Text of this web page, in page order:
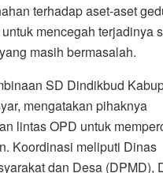
terhadap aset-aset
mencegah terjadinya
masih bermasalah.
SD Dindikbud
mengatakan pihaknya
lintas OPD untuk
Koordinasi meliputi Dinas
dan Desa (DPMD),